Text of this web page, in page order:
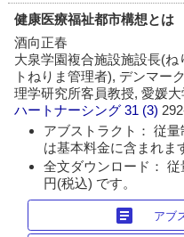
健康医療福祉都市構想とは
酒向正春
大泉学園複合施設施設長(
トねりま管理者), デンマー
理学研究所客員教授, 愛媛
ハートナーシング 31 (3)
アブストラクト： 従
は基本料金に含まれま
全文ダウンロード：
円(税込) です。
article アブ